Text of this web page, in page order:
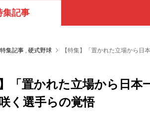
集記事
特集記事 , 硬式野球 【特集】「置かれた立場から日
】「置かれた立場から日
く選手らの覚悟